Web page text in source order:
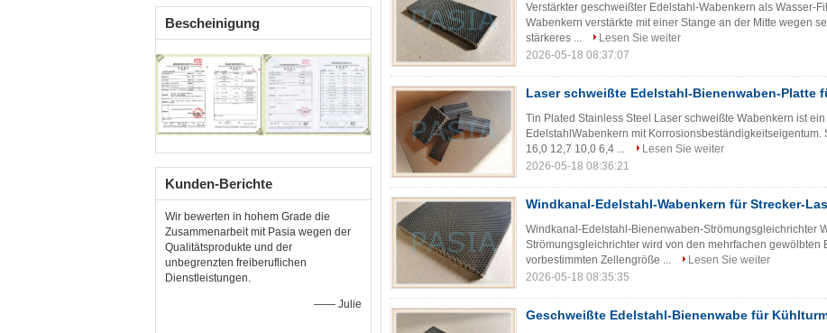
Bescheinigung
Kunden-Berichte
Wir bewerten in hohem Grade die
Zusammenarbeit mit Pasia wegen der
Qualitätsprodukte und der
unbegrenzten freiberuflichen
Dienstleistungen.
—— Julie
Verstärkter geschweißter Edelstahl-Wabenkern als Wasser-
Wabenkern verstärkte mit einer Stange an der Mitte wegen
stärkeres ...
Lesen Sie weiter
2026-05-18 08:37:07
Laser schweißte Edelstahl-Bienenwaben-Platte
Tin Plated Stainless Steel Laser schweißte Wabenkern ist
EdelstahlWabenkern mit
16,0 12,7 10,0 6,4 ...
Lesen Sie weiter
2026-05-18 08:36:21
Windkanal-Edelstahl-Wabenkern für Strecker-
Windkanal-Edelstahl-Bienenwaben-Strömungsgleichrichter
Strömungsgleichrichter wird von den mehrfachen
vorbestimmten Zellengröße ...
Lesen Sie weiter
2026-05-18 08:35:35
Geschweißte Edelstahl-Bienenwabe für